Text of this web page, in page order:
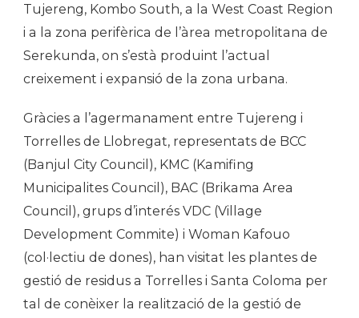
Tujereng, Kombo South, a la West Coast Region
i a la zona perifèrica de l’àrea metropolitana de
Serekunda, on s’està produint l’actual
creixement i expansió de la zona urbana.
Gràcies a l’agermanament entre Tujereng i
Torrelles de Llobregat, representats de BCC
(Banjul City Council), KMC (Kamifing
Municipalites Council), BAC (Brikama Area
Council), grups d’interés VDC (Village
Development Commite) i Woman Kafouo
(col·lectiu de dones), han visitat les plantes de
gestió de residus a Torrelles i Santa Coloma per
tal de conèixer la realització de la gestió de